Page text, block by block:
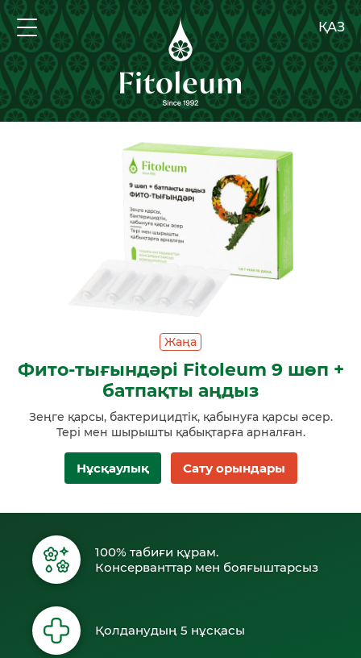
ҚАЗ
Жаңа
Фито-тығындәрi Fitoleum 9 шөп +
батпақты аңдыз
Зеңге қарсы, бактерицидтік, қабынуға қарсы әсер.
Терi мен шырышты қабықтарға арналған.
Нұсқаулық Сату орындары
100% табиғи құрам.
Консерванттар мен бояғыштарсыз
Қолданудың 5 нұсқасы